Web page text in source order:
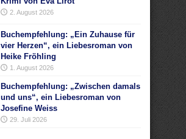
2. August 2026
Buchempfehlung: „Ein Zuhause für
vier Herzen“, ein Liebesroman von
Heike Fröhling
1. August 2026
Buchempfehlung: „Zwischen damals
und uns“, ein Liebesroman von
Josefine Weiss
29. Juli 2026